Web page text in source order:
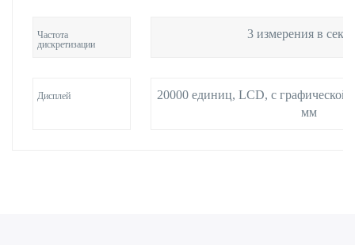
Частота
дискретизации
3 измерения в
Дисплей
20000 единиц, LCD, с графической
мм